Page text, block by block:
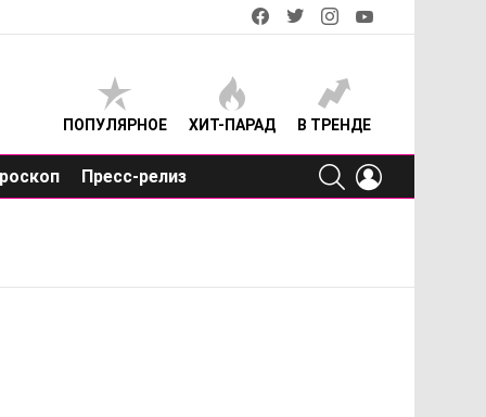
facebooktwitterinstagram
ПОПУЛЯРНОЕ ХИТ-ПАРАД В ТРЕНДЕ
Пресс-релиз
SEARCH